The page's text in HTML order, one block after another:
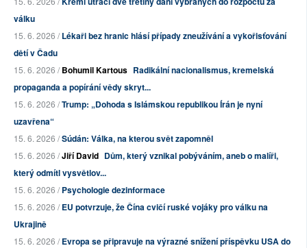
válku
15. 6. 2026 /Lékaři bez hranic hlásí případy zneužívání a vykořisťování
dětí v Čadu
15. 6. 2026 /Bohumil Kartous Radikální nacionalismus, kremelská
propaganda a popírání vědy skryt...
15. 6. 2026 /Trump: „Dohoda s Islámskou republikou Írán je nyní
uzavřena“
15. 6. 2026 /Súdán: Válka, na kterou svět zapomněl
15. 6. 2026 /Jiří David Dům, který vznikal pobýváním, aneb o malíři,
který odmítl vysvětlov...
15. 6. 2026 /Psychologie dezinformace
15. 6. 2026 /EU potvrzuje, že Čína cvičí ruské vojáky pro válku na
Ukrajině
15. 6. 2026 /Evropa se připravuje na výrazné snížení příspěvku USA do